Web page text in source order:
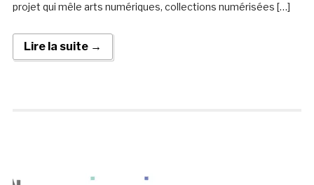
projet qui mêle arts numériques, collections numérisées […]
Lire la suite →